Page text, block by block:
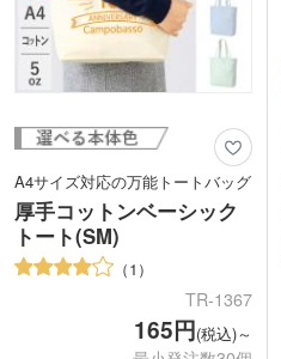
A4サイズ対応の万能トートバッグ
厚手コットンベーシック
トート(SM)
1
TR-1367
165円(税込)～